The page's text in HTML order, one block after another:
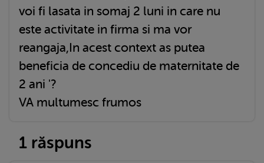
voi fi lasata in somaj 2 luni in care nu
este activitate in firma si ma vor
reangaja,In acest context as putea
beneficia de concediu de maternitate de
2 ani '?
VA multumesc frumos
1 răspuns